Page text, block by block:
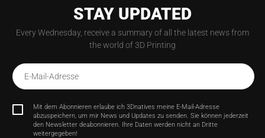
STAY UPDATED
Every Wednesday, receive a summary of all the latest news from
the world of 3D Printing
E-Mail-Adresse
Mit dem Abonnieren erlaube ich 3Dnatives meine E-Mail-Adresse
abzuspeichern, um mir News und Updates zu senden. Sie können jederzeit
den Newsletter deabonnieren. Ihre Daten werden nicht an Dritte
weitergegeben!